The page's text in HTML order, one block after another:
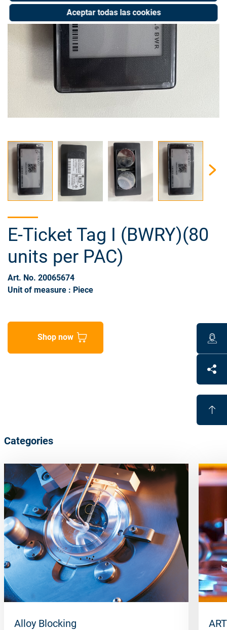
Aceptar todas las cookies
E-Ticket Tag I (BWRY)(80
units per PAC)
Art. No. 20065674
Unit of measure : Piece
Shop now
Categories
Alloy Blocking